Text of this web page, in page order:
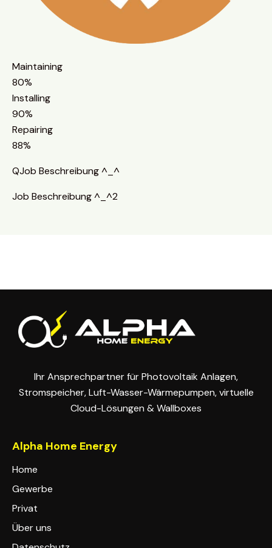
Maintaining
80%
Installing
90%
Repairing
88%
QJob Beschreibung ^_^
Job Beschreibung ^_^2
Ihr Ansprechpartner für Photovoltaik Anlagen,
Stromspeicher, Luft-Wasser-Wärmepumpen, virtuelle
Cloud-Lösungen & Wallboxes
Alpha Home Energy
Home
Gewerbe
Privat
Über uns